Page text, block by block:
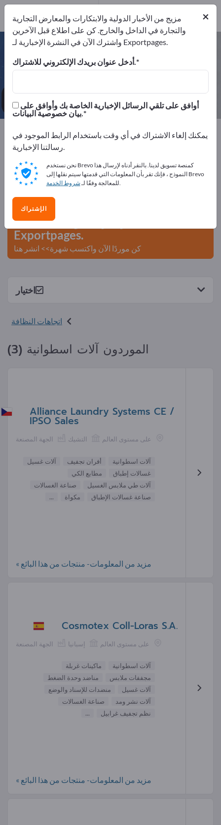
آلات اسطوانية – اعثر على الشركات
المصنعة والموردين
3
3
Exportpages
معدات الشركة/الأثاث المؤسسي
اتجاهات النظافة
آلات اسطوانية
أعلن مجانًا على Exportpages!
الاحتياجات – العروض – السلع المستعملة – جهات الاتصال
التجارية >> ابدأ من هنا
انشر شركتك ومنتجاتك على
Exportpages.
كن موردًا الآن واكتسب شهرة>> انشر هنا
اختيار
اتجاهات النظافة
الموردون آلات اسطوانية (3)
Alliance Laundry Systems CE /
IPSO Sales
الجهة المصنعة التشيك على مستوى العالم
آلات اسطوانية أفران تجفيف
آلات غسيل
غسالات إطباق
مطابع الكي
آلات طي ملابس الغسيل
صناعة الغسالات
صناعة غسالات الإطباق
مكواة ...
مزيد من المعلومات- منتجات من هذا البائع »
Cosmotex Coll-Loras S.A.
الجهة المصنعة إسبانيا على مستوى العالم
آلات اسطوانية
ماكينات غربلة
مجففات ملابس
مناضد وحدة الضغط
آلات غسيل
منضدات للإسناد والوضع
آلات نشر ومد
صناعة الغسالات
نظم تجفيف غرابيل
...
مزيد من المعلومات- منتجات من هذا البائع »
×
مزيج من الأخبار الدولية والابتكارات والمعارض التجارية
والتجارة في الداخل والخارج. كن على اطلاع قبل الآخرين
واشترك الآن في النشرة الإخبارية لـ Exportpages.
أدخل عنوان بريدك الإلكتروني للاشتراك.
بيان خصوصية البيانات.
يمكنك إلغاء الاشتراك في أي وقت باستخدام الرابط الموجود في
رسالتنا الإخبارية.
نحن نستخدم Brevo كمنصة تسويق لدينا. بالنقر أدناه لإرسال هذا
النموذج ، فإنك تقر بأن المعلومات التي قدمتها سيتم نقلها إلى Brevo
للمعالجة وفقًا لـشروط الخدمة .
الإشتراك